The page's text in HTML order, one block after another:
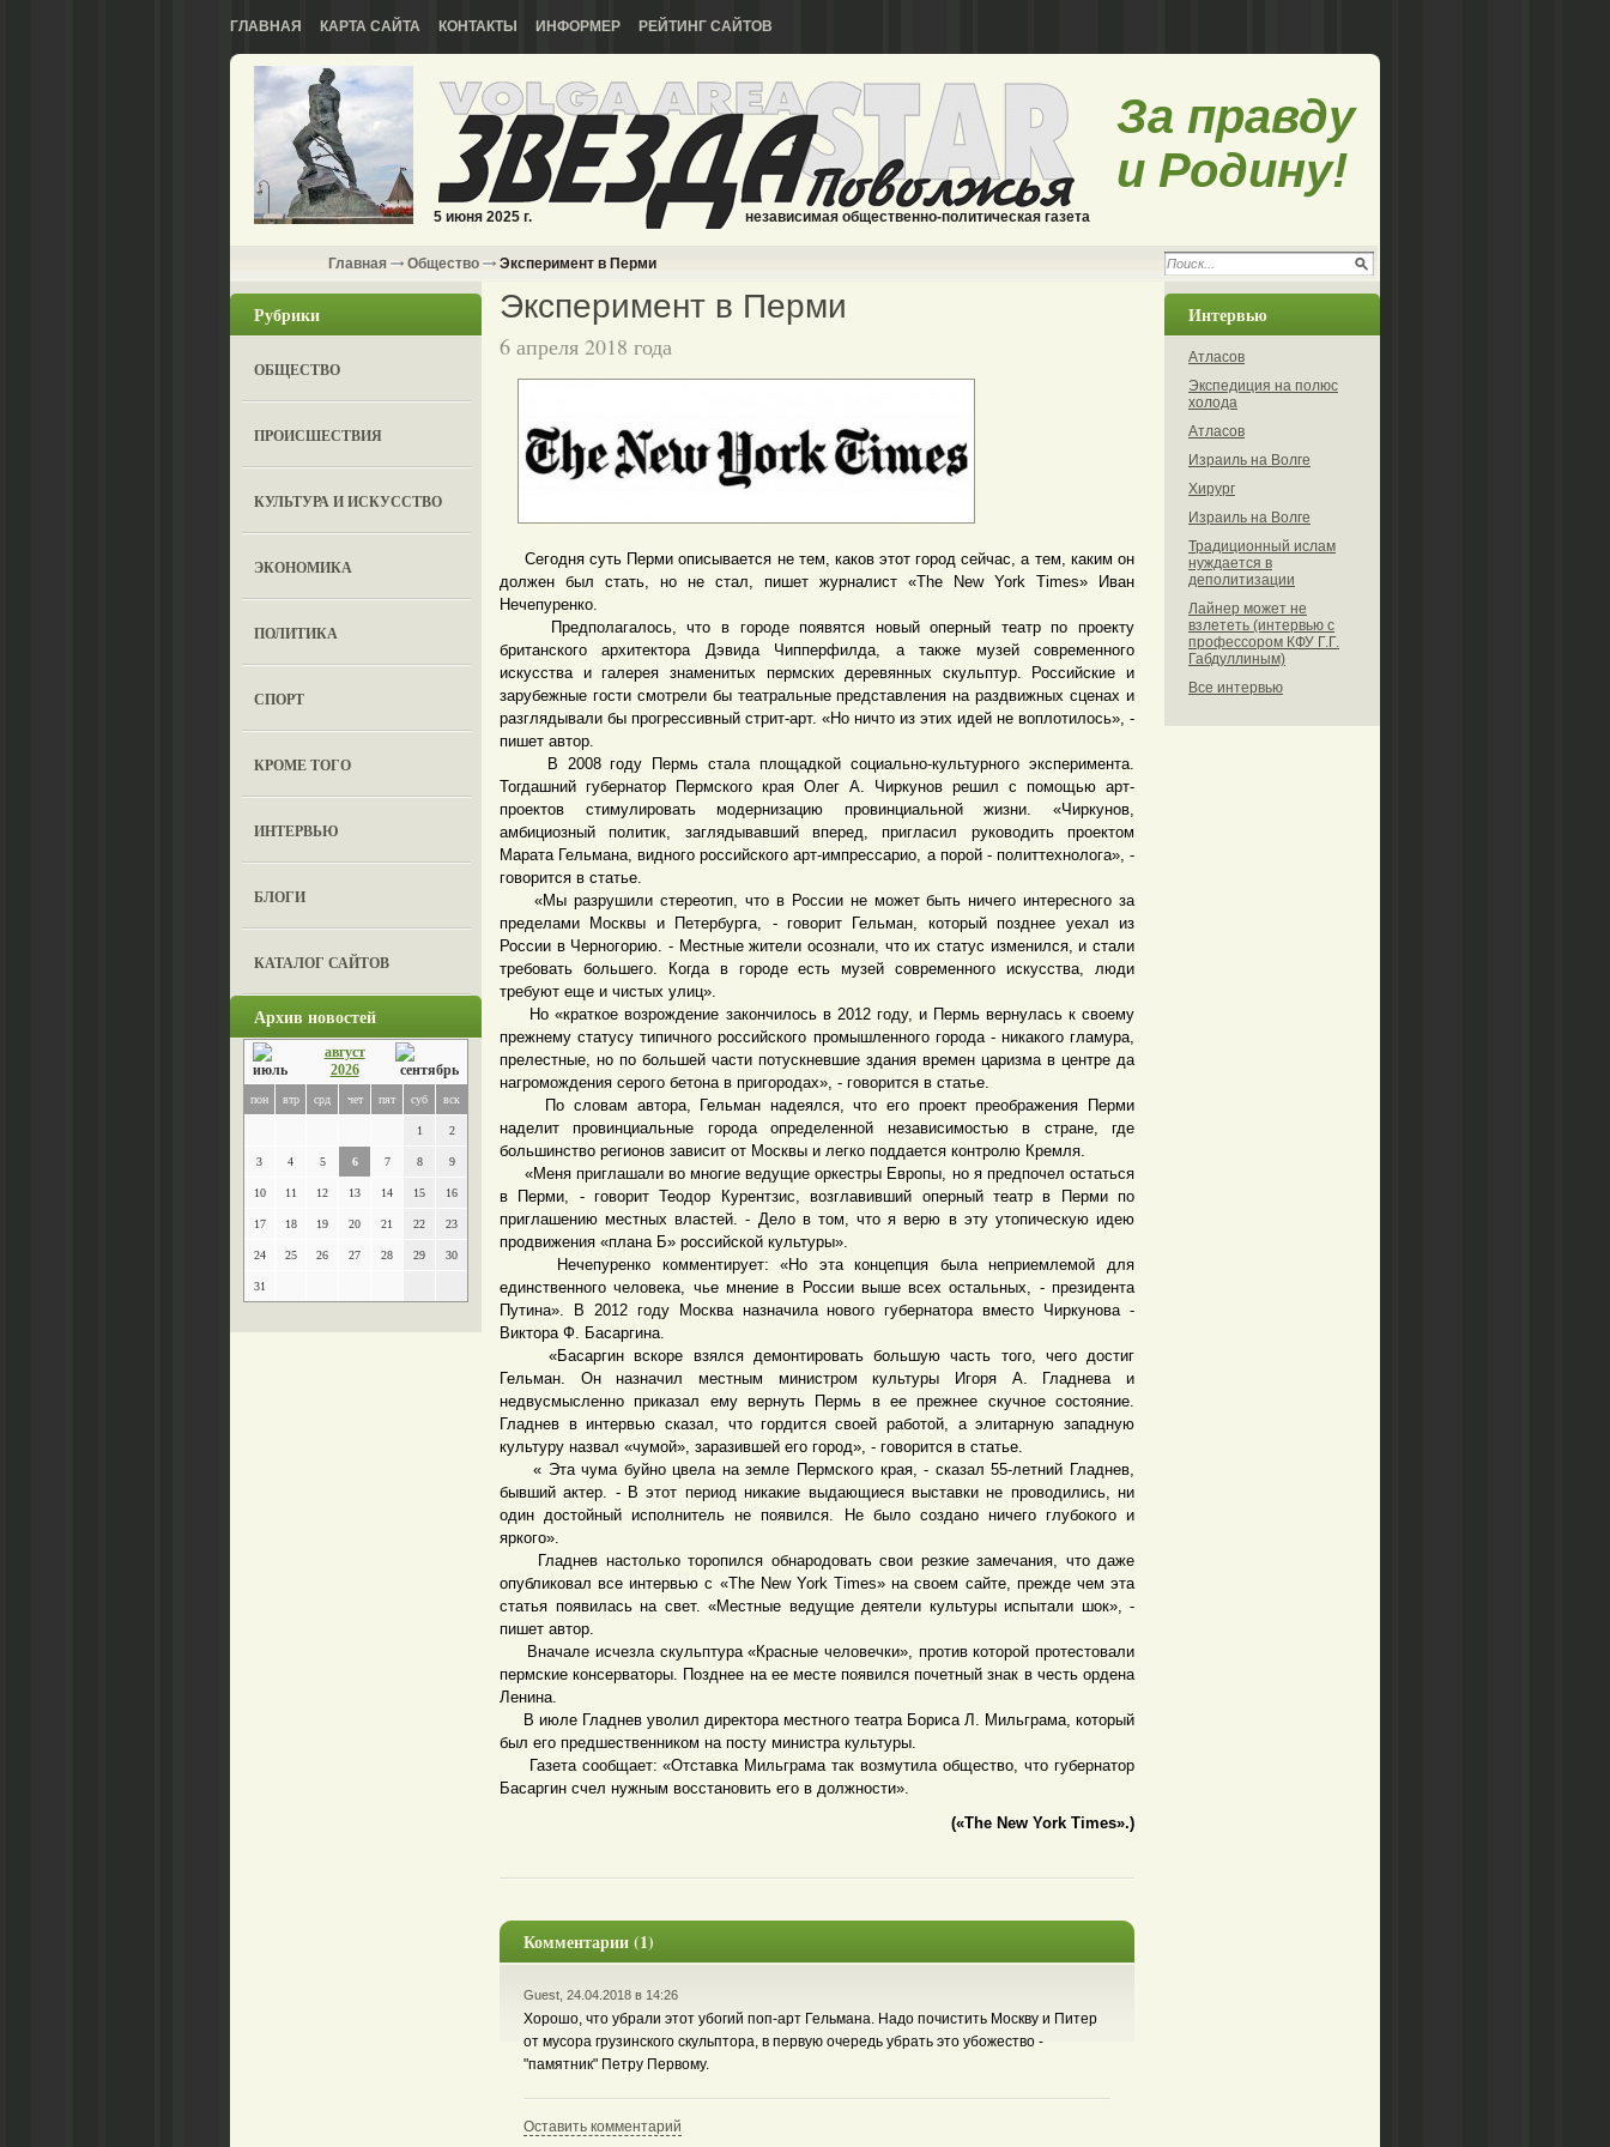
ГЛАВНАЯ КАРТА САЙТА КОНТАКТЫ ИНФОРМЕР РЕЙТИНГ САЙТОВ
5 июня 2025 г. независимая общественно-политическая газета
За правду
и Родину!
Главная Общество Эксперимент в Перми
Рубрики
ОБЩЕСТВО
ПРОИСШЕСТВИЯ
КУЛЬТУРА И ИСКУССТВО
ЭКОНОМИКА
ПОЛИТИКА
СПОРТ
КРОМЕ ТОГО
ИНТЕРВЬЮ
БЛОГИ
КАТАЛОГ САЙТОВ
Архив новостей
август
2026
пон втр срд чет пят суб вск
1 2
3 4 5 6 7 8 9
10 11 12 13 14 15 16
17 18 19 20 21 22 23
24 25 26 27 28 29 30
31
Эксперимент в Перми
6 апреля 2018 года
Сегодня суть Перми описывается не тем, каков этот город сейчас, а тем, каким он
должен был стать, но не стал, пишет журналист «The New York Times» Иван
Нечепуренко.
Предполагалось, что в городе появятся новый оперный театр по проекту
британского архитектора Дэвида Чипперфилда, а также музей современного
искусства и галерея знаменитых пермских деревянных скульптур. Российские и
зарубежные гости смотрели бы театральные представления на раздвижных сценах и
разглядывали бы прогрессивный стрит-арт. «Но ничто из этих идей не воплотилось», -
пишет автор.
В 2008 году Пермь стала площадкой социально-культурного эксперимента.
Тогдашний губернатор Пермского края Олег А. Чиркунов решил с помощью арт-
проектов стимулировать модернизацию провинциальной жизни. «Чиркунов,
амбициозный политик, заглядывавший вперед, пригласил руководить проектом
Марата Гельмана, видного российского арт-импрессарио, а порой - политтехнолога», -
говорится в статье.
«Мы разрушили стереотип, что в России не может быть ничего интересного за
пределами Москвы и Петербурга, - говорит Гельман, который позднее уехал из
России в Черногорию. - Местные жители осознали, что их статус изменился, и стали
требовать большего. Когда в городе есть музей современного искусства, люди
требуют еще и чистых улиц».
Но «краткое возрождение закончилось в 2012 году, и Пермь вернулась к своему
прежнему статусу типичного российского промышленного города - никакого гламура,
прелестные, но по большей части потускневшие здания времен царизма в центре да
нагромождения серого бетона в пригородах», - говорится в статье.
По словам автора, Гельман надеялся, что его проект преображения Перми
наделит провинциальные города определенной независимостью в стране, где
большинство регионов зависит от Москвы и легко поддается контролю Кремля.
«Меня приглашали во многие ведущие оркестры Европы, но я предпочел остаться
в Перми, - говорит Теодор Курентзис, возглавивший оперный театр в Перми по
приглашению местных властей. - Дело в том, что я верю в эту утопическую идею
продвижения «плана Б» российской культуры».
Нечепуренко комментирует: «Но эта концепция была неприемлемой для
единственного человека, чье мнение в России выше всех остальных, - президента
Путина». В 2012 году Москва назначила нового губернатора вместо Чиркунова -
Виктора Ф. Басаргина.
«Басаргин вскоре взялся демонтировать большую часть того, чего достиг
Гельман. Он назначил местным министром культуры Игоря А. Гладнева и
недвусмысленно приказал ему вернуть Пермь в ее прежнее скучное состояние.
Гладнев в интервью сказал, что гордится своей работой, а элитарную западную
культуру назвал «чумой», заразившей его город», - говорится в статье.
« Эта чума буйно цвела на земле Пермского края, - сказал 55-летний Гладнев,
бывший актер. - В этот период никакие выдающиеся выставки не проводились, ни
один достойный исполнитель не появился. Не было создано ничего глубокого и
яркого».
Гладнев настолько торопился обнародовать свои резкие замечания, что даже
опубликовал все интервью с «The New York Times» на своем сайте, прежде чем эта
статья появилась на свет. «Местные ведущие деятели культуры испытали шок», -
пишет автор.
Вначале исчезла скульптура «Красные человечки», против которой протестовали
пермские консерваторы. Позднее на ее месте появился почетный знак в честь ордена
Ленина.
В июле Гладнев уволил директора местного театра Бориса Л. Мильграма, который
был его предшественником на посту министра культуры.
Газета сообщает: «Отставка Мильграма так возмутила общество, что губернатор
Басаргин счел нужным восстановить его в должности».
(«The New York Times».)
Комментарии (1)
Guest, 24.04.2018 в 14:26
Хорошо, что убрали этот убогий поп-арт Гельмана. Надо почистить Москву и Питер
от мусора грузинского скульптора, в первую очередь убрать это убожество -
"памятник" Петру Первому.
Оставить комментарий
Интервью
Атласов
Экспедиция на полюс
холода
Атласов
Израиль на Волге
Хирург
Израиль на Волге
Традиционный ислам
нуждается в
деполитизации
Лайнер может не
взлететь (интервью с
профессором КФУ Г.Г.
Габдуллиным)
Все интервью